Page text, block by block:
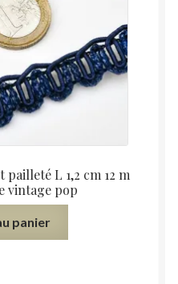
L 1,2 cm 12 m
vintage pop
panier